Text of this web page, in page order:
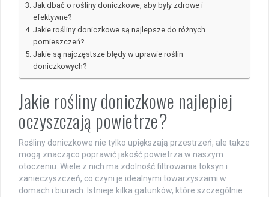
Jak dbać o rośliny doniczkowe, aby były zdrowe i
efektywne?
Jakie rośliny doniczkowe są najlepsze do różnych
pomieszczeń?
Jakie są najczęstsze błędy w uprawie roślin
doniczkowych?
Jakie rośliny doniczkowe najlepiej
oczyszczają powietrze?
Rośliny doniczkowe nie tylko upiększają przestrzeń, ale także
mogą znacząco poprawić jakość powietrza w naszym
otoczeniu. Wiele z nich ma zdolność filtrowania toksyn i
zanieczyszczeń, co czyni je idealnymi towarzyszami w
domach i biurach. Istnieje kilka gatunków, które szczególnie